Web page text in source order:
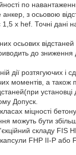
по
з осьовою
x hef. Точні дані
осьових відстаней
до зниження
дії розтягуючих і
моментів, а також
установці
Допуск.
міцності
можуть бути
складу FIS
капсули FHP II-P або